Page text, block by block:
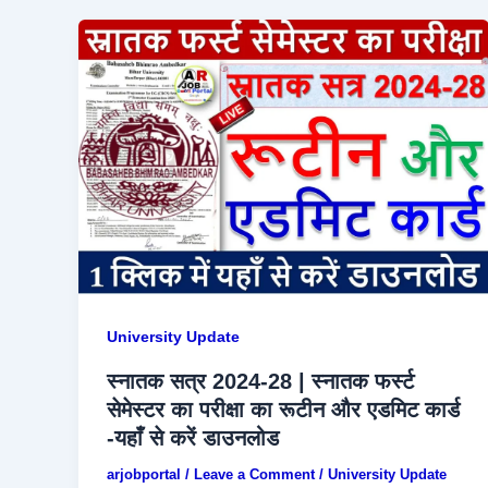
University Update
स्नातक सत्र 2024-28 | स्नातक फर्स्ट
सेमेस्टर का परीक्षा का रूटीन और एडमिट कार्ड
-यहाँ से करें डाउनलोड
arjobportal / Leave a Comment / University Update